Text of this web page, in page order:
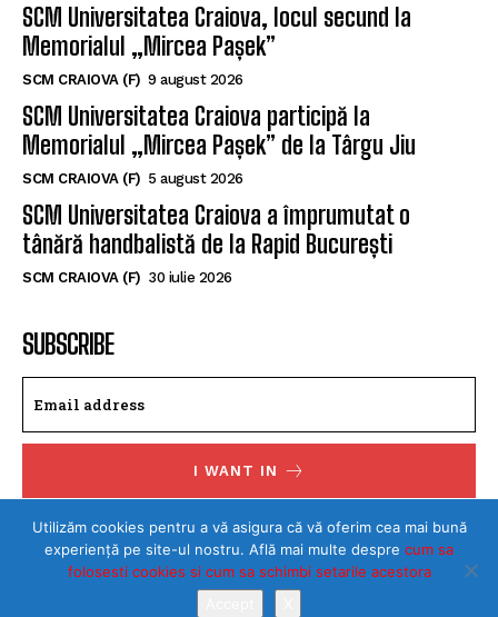
SCM Universitatea Craiova, locul secund la
Memorialul „Mircea Pașek”
SCM CRAIOVA (F) 9 august 2026
SCM Universitatea Craiova participă la
Memorialul „Mircea Pașek” de la Târgu Jiu
SCM CRAIOVA (F) 5 august 2026
SCM Universitatea Craiova a împrumutat o
tânără handbalistă de la Rapid București
SCM CRAIOVA (F) 30 iulie 2026
SUBSCRIBE
I WANT IN
I've read and accept thePrivacy Policy.
Utilizăm cookies pentru a vă asigura că vă oferim cea mai bună
experiență pe site-ul nostru. Află mai multe despre cum sa
folosesti cookies si cum sa schimbi setarile acestora